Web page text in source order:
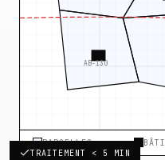
180.00 m
AB-130
PARCELLES BÂTI
TRAITEMENT < 5 MIN